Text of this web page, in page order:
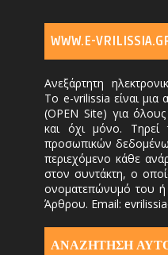
WWW.E-
Ανεξάρτητη
Το e-vrilissia είναι μια
(OPEN Site) για
και όχι μόνο. Τηρεί
προσωπικών
περιεχόμενο κάθε
στον συντάκτη, ο
ονοματεπώνυμό του
Άρθρου. Email:
ΑΝΑΖΗΤΗΣΗ